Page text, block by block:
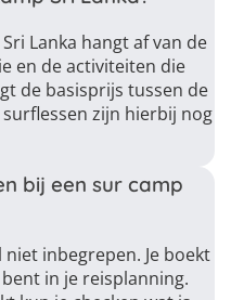
Lanka hangt af van de
en de activiteiten die
de basisprijs tussen de
zijn hierbij nog
bij een sur camp
inbegrepen. Je boekt
in je reisplanning.